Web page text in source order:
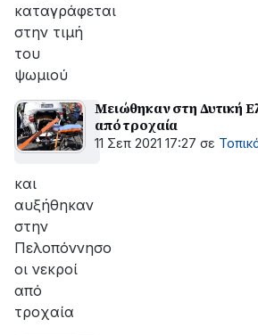
καταγράφεται
στην τιμή
του
ψωμιού
Μειώθηκαν στη Δυτική
από τροχαία
11 Σεπ 2021 17:27 σε
και
αυξήθηκαν
στην
Πελοπόννησο
οι νεκροί
από
τροχαία